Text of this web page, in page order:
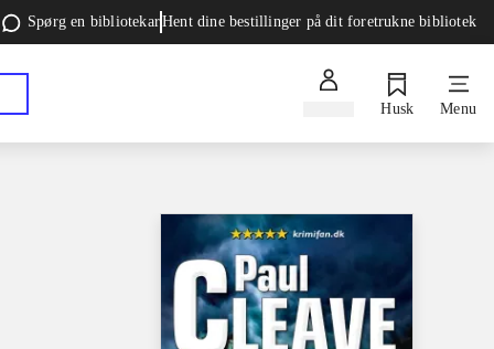
Spørg en bibliotekarHent dine bestillinger på dit foretrukne bibliotek
Husk Menu